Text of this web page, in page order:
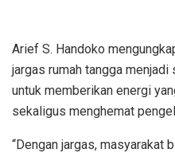
Arief S. Handoko
jargas rumah tangga
untuk memberikan energi
sekaligus menghemat
“Dengan jargas, masyarakat